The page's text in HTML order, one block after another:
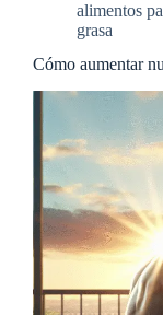
alimentos
grasa
Cómo aumentar